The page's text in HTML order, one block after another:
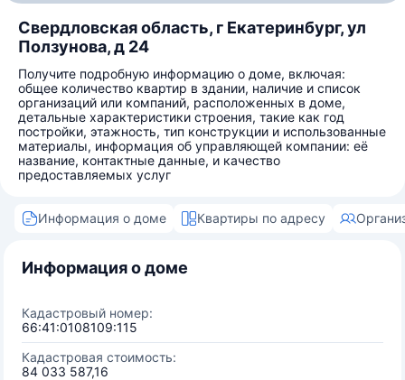
Свердловская область, г Екатеринбург, ул
Ползунова, д 24
Получите подробную информацию о доме, включая:
общее количество квартир в здании, наличие и список
организаций или компаний, расположенных в доме,
детальные характеристики строения, такие как год
постройки, этажность, тип конструкции и использованные
материалы, информация об управляющей компании: её
название, контактные данные, и качество
предоставляемых услуг
Информация о доме Квартиры по адресу
Информация о доме
Кадастровый номер:
66:41:0108109:115
Кадастровая стоимость:
84 033 587,16